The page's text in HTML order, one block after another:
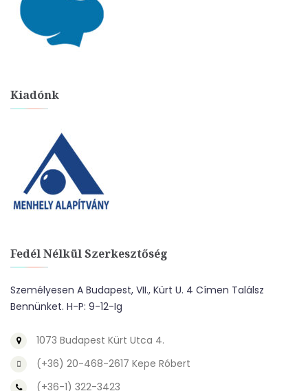
Kiadónk
Fedél Nélkül Szerkesztőség
Személyesen A Budapest, VII., Kürt U. 4 Címen Találsz
Bennünket. H-P: 9-12-Ig
1073 Budapest Kürt Utca 4.
(+36) 20-468-2617 Kepe Róbert
(+36-1) 322-3423